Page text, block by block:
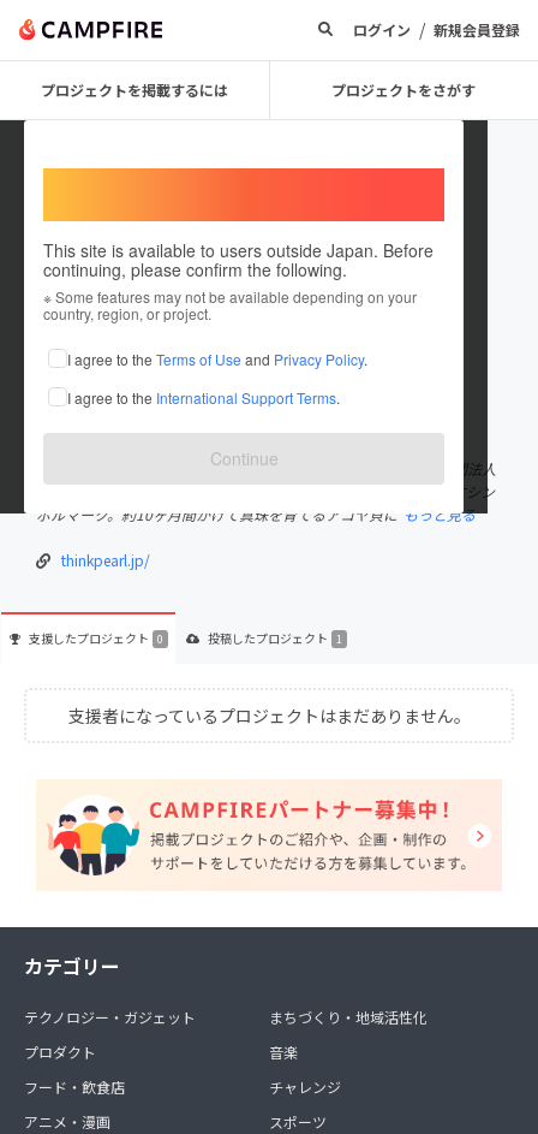
ログイン / 新規会員登録
プロジェクトを掲載するには プロジェクトをさがす
This site is available to users outside Japan. Before
continuing, please confirm the following.
※ Some features may not be available depending on your
country, region, or project.
I agree to the Terms of Use and Privacy Policy.
I agree to the International Support Terms.
Continue
ThinkPearl
これまでに1件のプロジェクトを投稿しています
在住国：日本 現在地：東京都
出身国：日本 出身地：東京都
シンクパールは、女性の健康教育と予防医療の推進を行う一般社団法人
です。シンクパールのロゴマークは、子宮頸がんの予防啓発を表すシン
ボルマーク。約10ヶ月間かけて真珠を育てるアコヤ貝に もっと見る
thinkpearl.jp/
支援したプロジェクト 0 投稿したプロジェクト 1
支援者になっているプロジェクトはまだありません。
カテゴリー
テクノロジー・ガジェット
プロダクト
フード・飲食店
アニメ・漫画
まちづくり・地域活性化
音楽
チャレンジ
スポーツ